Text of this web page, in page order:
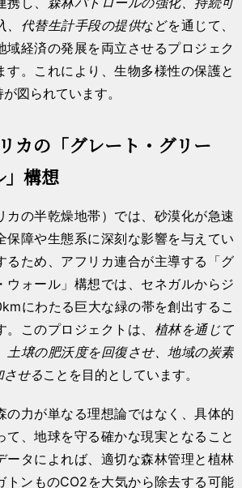
、代替生計手段の提供などを通じて、
域経済の発展を両立させるプロジェク
す。これにより、生物多様性の保護と
図られています。
カの「グレート・グリー
」構想
カの半乾燥地帯）では、砂漠化が急速
保障や生態系に深刻な影響を与えてい
るため、アフリカ連合が主導する「グ
ウォール」構想では、セネガルからジ
にわたる巨大な緑の帯を創出するこ
このプロジェクトは、 植林を通じて
土壌の肥沃度を回復させ、地域の炭素
させることを目的としています。
の力が単なる理想論ではなく、具体的
て、地球を守る確かな現実となること
ータによれば、適切な森林管理と植林
トンものCO2を大気から除去する可能